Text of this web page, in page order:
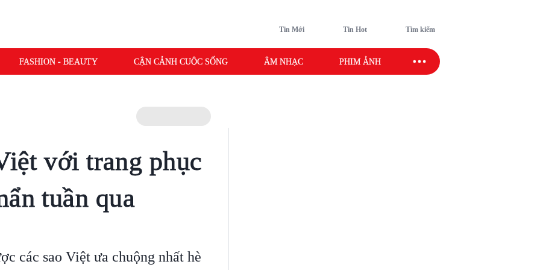
Tin Mới Tin Hot Tìm kiếm
FASHION - BEAUTY CẬN CẢNH CUỘC SỐNG ÂM NHẠC PHIM ẢNH SAO SPORT
với trang phục
tuần qua
các sao Việt ưa chuộng nhất hè